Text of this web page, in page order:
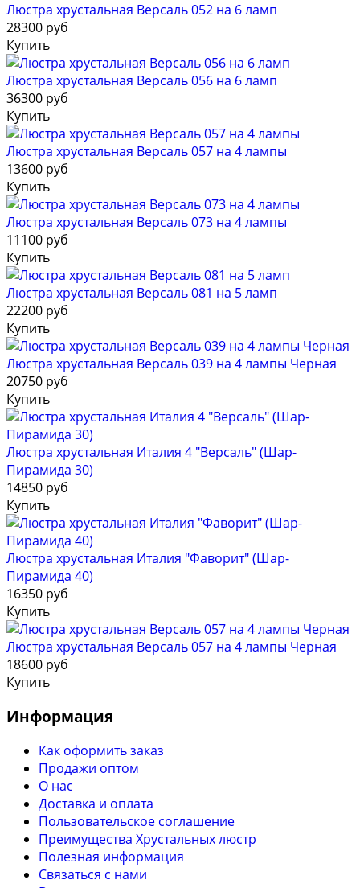
Люстра хрустальная Версаль 052 на 6 ламп
28300 руб
Купить
Люстра хрустальная Версаль 056 на 6 ламп
36300 руб
Купить
Люстра хрустальная Версаль 057 на 4 лампы
13600 руб
Купить
Люстра хрустальная Версаль 073 на 4 лампы
11100 руб
Купить
Люстра хрустальная Версаль 081 на 5 ламп
22200 руб
Купить
Люстра хрустальная Версаль 039 на 4 лампы Черная
20750 руб
Купить
Люстра хрустальная Италия 4 "Версаль" (Шар-
Пирамида 30)
14850 руб
Купить
Люстра хрустальная Италия "Фаворит" (Шар-
Пирамида 40)
16350 руб
Купить
Люстра хрустальная Версаль 057 на 4 лампы Черная
18600 руб
Купить
Информация
Как оформить заказ
Продажи оптом
О нас
Доставка и оплата
Пользовательское соглашение
Преимущества Хрустальных люстр
Полезная информация
Связаться с нами